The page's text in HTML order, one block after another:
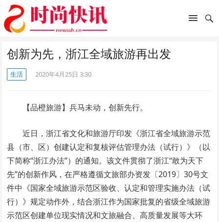
创新为先，浙江全域旅游再出发
生活 2020年4月25日 3:30
【品橙旅游】兵马未动，创新先行。
近日，浙江省文化和旅游厅印发《浙江省全域旅游示范
县（市、区）创建认定和复核评估管理办法（试行）》（以
下简称“浙江办法”）的通知。该文件贯彻了浙江“敢为天下
先”的创新作风，在严格遵循文旅部办资发〔2019〕30号文
件中《国家全域旅游示范区验收、认定和管理实施办法（试
行）》规定动作外，结合浙江作为国家批复的省级全域旅游
示范区创建单位现实情况和文旅融合、高质量发展等大环